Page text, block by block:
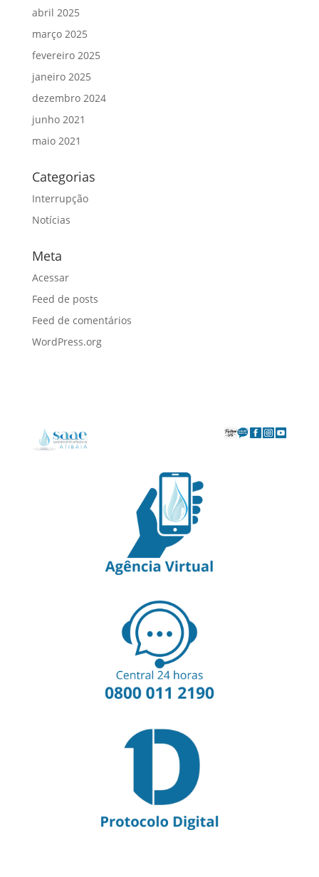
abril 2025
março 2025
fevereiro 2025
janeiro 2025
dezembro 2024
junho 2021
maio 2021
Categorias
Interrupção
Notícias
Meta
Acessar
Feed de posts
Feed de comentários
WordPress.org